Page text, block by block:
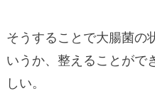
そうすることで大腸菌の
いうか、整えることがで
しい。